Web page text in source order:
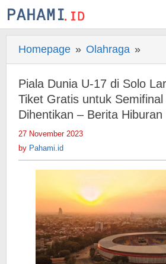
Skip
to
Homepage » Olahraga »
U-
17
di
Gratis
untuk
Piala Dunia U-17 di Solo
Tiket Gratis untuk
Dihentikan – Berita Hiburan
27 November 2023
by Pahami.id